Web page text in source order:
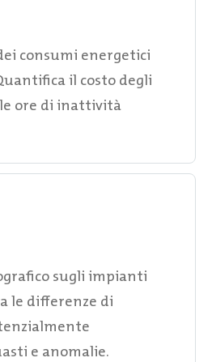
consumi energetici
il costo degli
ore di inattività
sugli impianti
le differenze di
e anomalie.